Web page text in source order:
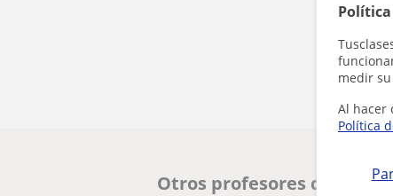
Política
medir
Al hacer
Política
Otros profesores de